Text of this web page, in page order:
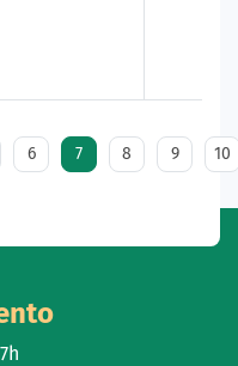
6 7 8 9 10